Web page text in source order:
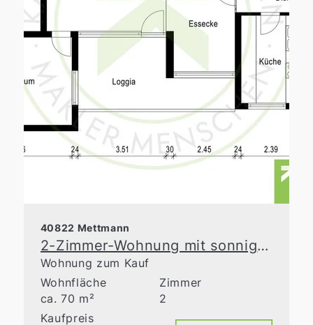
40822 Mettmann
2-Zimmer-Wohnung mit sonniger Loggia in Mettmann
Wohnung zum Kauf
Wohnfläche
ca. 70 m²
Zimmer
2
Kaufpreis